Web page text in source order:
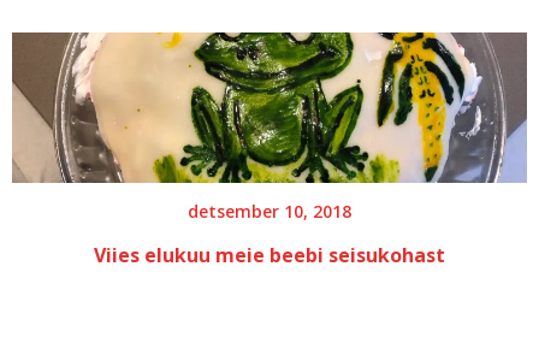
detsember 10, 2018
Viies elukuu meie beebi seisukohast